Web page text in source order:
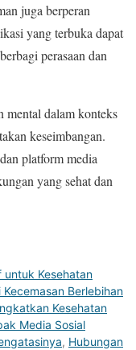
juga berperan
yang terbuka dapat
perasaan dan
mental dalam konteks
keseimbangan.
platform media
yang sehat dan
untuk Kesehatan
Berlebihan
Kesehatan
Media Sosial
, Hubungan